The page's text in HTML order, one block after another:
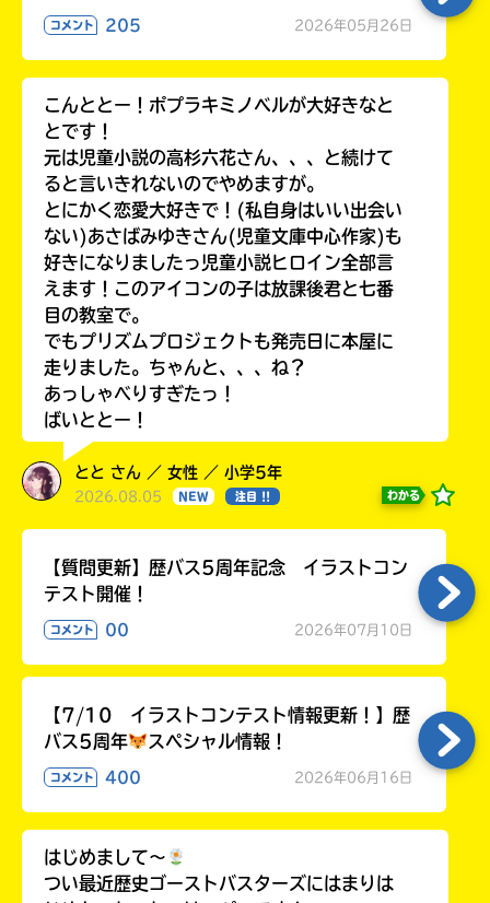
コメント 205 2026年05月26日
こんととー！ポプラキミノベルが大好きなと
とです！
元は児童小説の高杉六花さん、、、と続けて
ると言いきれないのでやめますが。
とにかく恋愛大好きで！(私自身はいい出会い
ない)あさばみゆきさん(児童文庫中心作家)も
好きになりましたっ児童小説ヒロイン全部言
えます！このアイコンの子は放課後君と七番
目の教室で。
でもプリズムプロジェクトも発売日に本屋に
走りました。ちゃんと、、、ね？
あっしゃべりすぎたっ！
ばいととー！
とと さん ／ 女性 ／ 小学5年
2026.08.05 NEW 注目 !! わかる
【質問更新】歴バス5周年記念 イラストコン
テスト開催！
コメント 00 2026年07月10日
【7/10 イラストコンテスト情報更新！】歴
バス5周年
スペシャル情報！
コメント 400 2026年06月16日
はじめまして〜
つい最近歴史ゴーストバスターズにはまりは